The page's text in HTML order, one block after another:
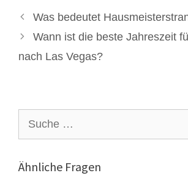
Was bedeutet
Wann ist die beste Jahreszeit
nach Las Vegas?
nach:
Ähnliche Fragen